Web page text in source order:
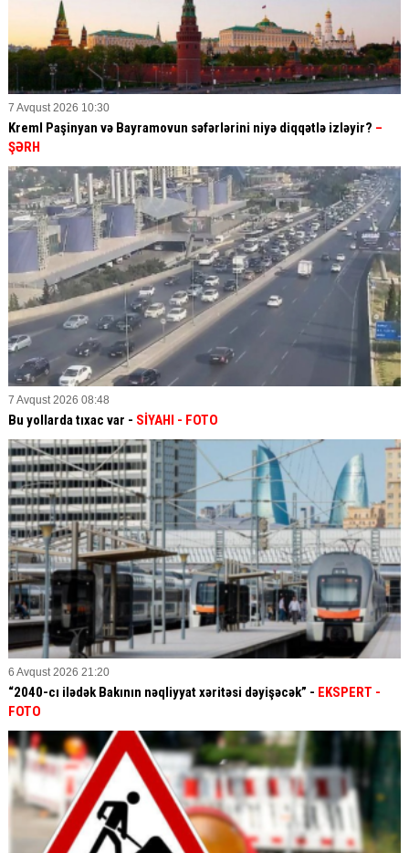
7 Avqust 2026 10:30
Kreml Paşinyan və Bayramovun səfərlərini niyə diqqətlə izləyir? –
ŞƏRH
7 Avqust 2026 08:48
Bu yollarda tıxac var - SİYAHI - FOTO
6 Avqust 2026 21:20
“2040-cı ilədək Bakının nəqliyyat xəritəsi dəyişəcək” - EKSPERT -
FOTO